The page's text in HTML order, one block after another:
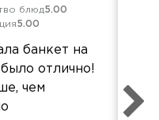
блюд5.00
5.00
банкет на
отлично!
чем